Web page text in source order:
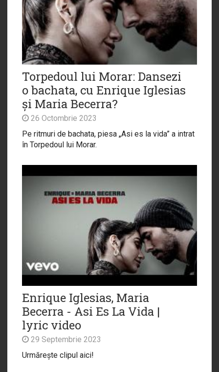
Torpedoul lui Morar: Dansezi
o bachata, cu Enrique Iglesias
și Maria Becerra?
26 Octombrie 2023
Pe ritmuri de bachata, piesa „Asi es la vida” a intrat
în Torpedoul lui Morar.
Enrique Iglesias, Maria
Becerra - Asi Es La Vida |
lyric video
29 Septembrie 2023
Urmărește clipul aici!